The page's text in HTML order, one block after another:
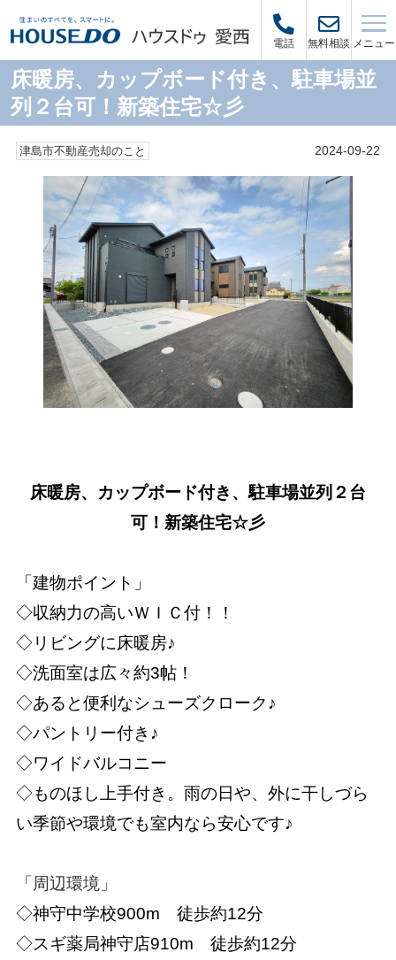
電話 無料相談 メニュー
床暖房、カップボード付き、駐車場並
列２台可！新築住宅☆彡
津島市不動産売却のこと 2024-09-22
床暖房、カップボード付き、駐車場並列２台
可！新築住宅☆彡
「建物ポイント」
◇収納力の高いＷＩＣ付！！
◇リビングに床暖房♪
◇洗面室は広々約3帖！
◇あると便利なシューズクローク♪
◇パントリー付き♪
◇ワイドバルコニー
◇ものほし上手付き。雨の日や、外に干しづら
い季節や環境でも室内なら安心です♪
「周辺環境」
◇神守中学校900m 徒歩約12分
◇スギ薬局神守店910m 徒歩約12分